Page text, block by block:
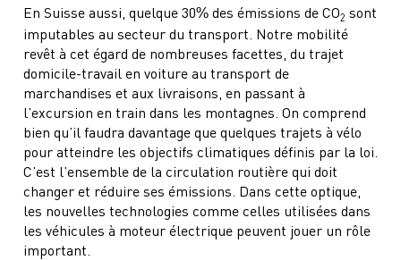
En Suisse aussi, quelque 30% des émissions de CO2 sont
imputables au secteur du transport. Notre mobilité
revêt à cet égard de nombreuses facettes, du trajet
domicile-travail en voiture au transport de
marchandises et aux livraisons, en passant à
l’excursion en train dans les montagnes. On comprend
bien qu’il faudra davantage que quelques trajets à vélo
pour atteindre les objectifs climatiques définis par la loi.
C’est l’ensemble de la circulation routière qui doit
changer et réduire ses émissions. Dans cette optique,
les nouvelles technologies comme celles utilisées dans
les véhicules à moteur électrique peuvent jouer un rôle
important.